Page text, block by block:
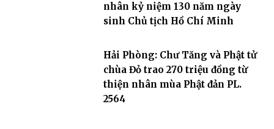
nhân kỷ niệm 130 năm ngày
sinh Chủ tịch Hồ Chí Minh
Hải Phòng: Chư Tăng và Phật tử
chùa Đỏ trao 270 triệu đồng từ
thiện nhân mùa Phật đản PL.
2564